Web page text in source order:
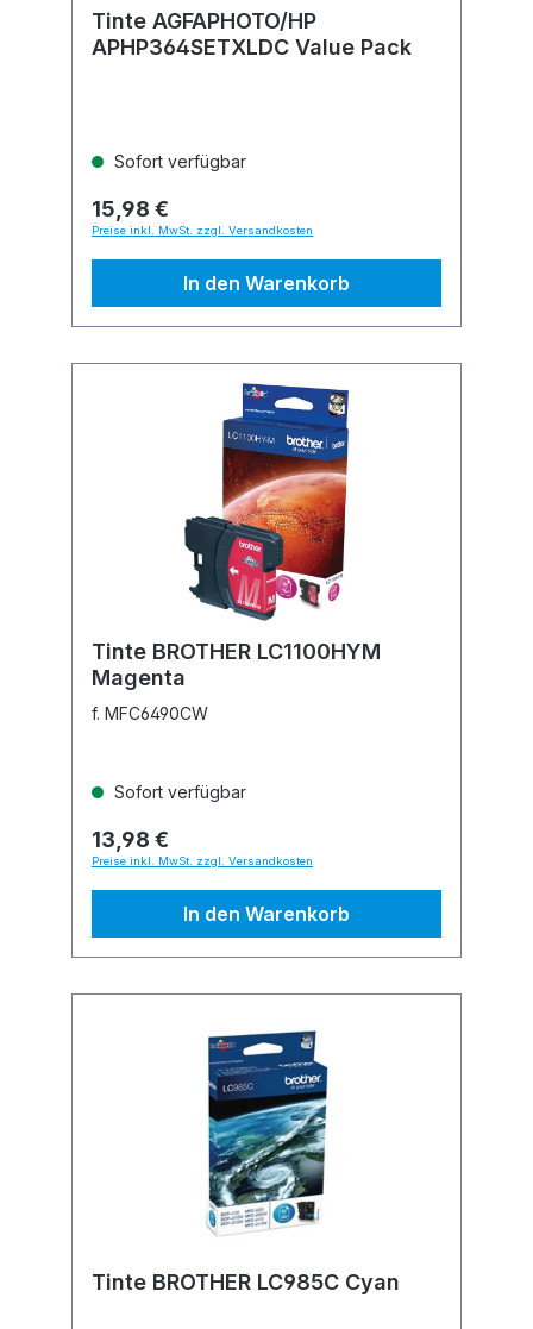
Tinte AGFAPHOTO/HP
APHP364SETXLDC Value Pack
Sofort verfügbar
15,98 €
Preise inkl. MwSt. zzgl. Versandkosten
In den Warenkorb
Tinte BROTHER LC1100HYM
Magenta
f. MFC6490CW
Sofort verfügbar
13,98 €
Preise inkl. MwSt. zzgl. Versandkosten
In den Warenkorb
Tinte BROTHER LC985C Cyan